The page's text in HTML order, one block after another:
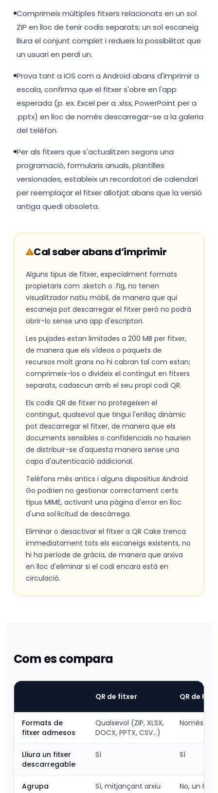
Comprimeix múltiples fitxers relacionats en un sol
ZIP en lloc de tenir codis separats; un sol escaneig
lliura el conjunt complet i redueix la possibilitat que
un usuari en perdi un.
Prova tant a iOS com a Android abans d'imprimir a
escala, confirma que el fitxer s'obre en l'app
esperada (p. ex. Excel per a .xlsx, PowerPoint per a
.pptx) en lloc de només descarregar-se a la galeria
del telèfon.
Per als fitxers que s'actualitzen segons una
programació, formularis anuals, plantilles
versionades, estableix un recordatori de calendari
per reemplaçar el fitxer allotjat abans que la versió
antiga quedi obsoleta.
Cal saber abans d’imprimir
Alguns tipus de fitxer, especialment formats
propietaris com .sketch o .fig, no tenen
visualitzador natiu mòbil, de manera que qui
escaneja pot descarregar el fitxer però no podrà
obrir-lo sense una app d'escriptori.
Les pujades estan limitades a 200 MB per fitxer,
de manera que els vídeos o paquets de
recursos molt grans no hi cabran tal com estan;
comprimeix-los o divideix el contingut en fitxers
separats, cadascun amb el seu propi codi QR.
Els codis QR de fitxer no protegeixen el
contingut, qualsevol que tingui l'enllaç dinàmic
pot descarregar el fitxer, de manera que els
documents sensibles o confidencials no haurien
de distribuir-se d'aquesta manera sense una
capa d'autenticació addicional.
Telèfons més antics i alguns dispositius Android
Go podrien no gestionar correctament certs
tipus MIME, activant una pàgina d'error en lloc
d'una sol·licitud de descàrrega.
Eliminar o desactivar el fitxer a QR Cake trenca
immediatament tots els escaneigs existents, no
hi ha període de gràcia, de manera que arxiva
en lloc d'eliminar si el codi encara està en
circulació.
Com es compara
QR de fitxer QR de PDF
Formats de
fitxer admesos
Qualsevol (ZIP, XLSX,
DOCX, PPTX, CSV...)
Només PDF
Lliura un fitxer
descarregable
Sí Sí
Agrupa
Sí, mitjançant arxiu
No, un PDF